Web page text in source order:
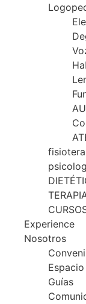
Experience
Nosotros
Guías